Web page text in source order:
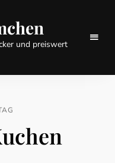
und preiswert